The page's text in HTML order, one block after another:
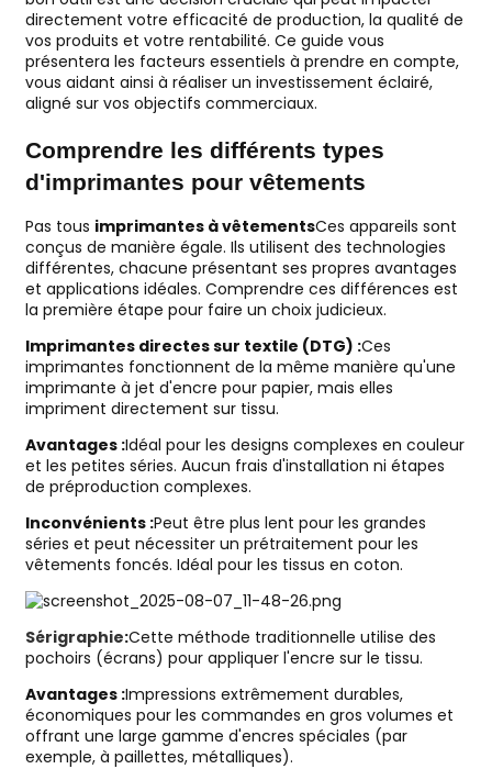
directement votre efficacité de production, la qualité de
vos produits et votre rentabilité. Ce guide vous
présentera les facteurs essentiels à prendre en compte,
vous aidant ainsi à réaliser un investissement éclairé,
aligné sur vos objectifs commerciaux.
Comprendre les différents types
d'imprimantes pour vêtements
Pas tous imprimantes à vêtementsCes appareils sont
conçus de manière égale. Ils utilisent des technologies
différentes, chacune présentant ses propres avantages
et applications idéales. Comprendre ces différences est
la première étape pour faire un choix judicieux.
Imprimantes directes sur textile (DTG) :Ces
imprimantes fonctionnent de la même manière qu'une
imprimante à jet d'encre pour papier, mais elles
impriment directement sur tissu.
Avantages :Idéal pour les designs complexes en couleur
et les petites séries. Aucun frais d'installation ni étapes
de préproduction complexes.
Inconvénients :Peut être plus lent pour les grandes
séries et peut nécessiter un prétraitement pour les
vêtements foncés. Idéal pour les tissus en coton.
Sérigraphie:Cette méthode traditionnelle utilise des
pochoirs (écrans) pour appliquer l'encre sur le tissu.
Avantages :Impressions extrêmement durables,
économiques pour les commandes en gros volumes et
offrant une large gamme d'encres spéciales (par
exemple, à paillettes, métalliques).